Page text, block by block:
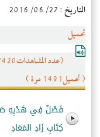
التاريخ : 2016/06/27
تحميل
(عدد المشاهدات7420 )
( تحميل1491 مرة )
فَصْلٌ فِي هَدْيِهِ
كِتَابِ زَادِ المَعَادِ